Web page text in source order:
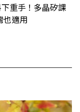
重手！多晶矽課
也適用